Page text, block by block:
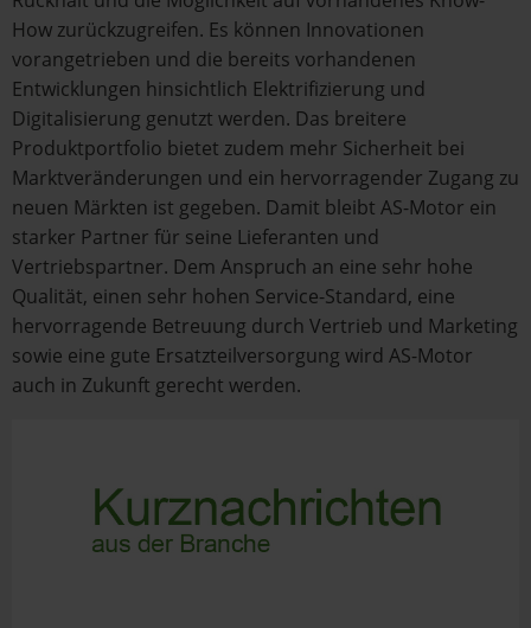
How zurückzugreifen. Es können Innovationen
vorangetrieben und die bereits vorhandenen
Entwicklungen hinsichtlich Elektrifizierung und
Digitalisierung genutzt werden. Das breitere
Produktportfolio bietet zudem mehr Sicherheit bei
Marktveränderungen und ein hervorragender Zugang zu
neuen Märkten ist gegeben. Damit bleibt AS-Motor ein
starker Partner für seine Lieferanten und
Vertriebspartner. Dem Anspruch an eine sehr hohe
Qualität, einen sehr hohen Service-Standard, eine
hervorragende Betreuung durch Vertrieb und Marketing
sowie eine gute Ersatzteilversorgung wird AS-Motor
auch in Zukunft gerecht werden.